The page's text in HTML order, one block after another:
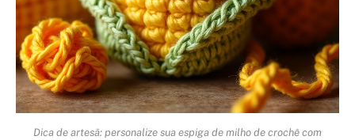
Dica de artesã: personalize sua espiga de milho de crochê com